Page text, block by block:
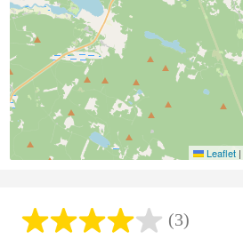
Leaflet |
(3)